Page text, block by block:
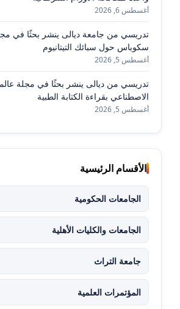
أغسطس 6, 2026
تدريسي من جامعة ديالى ينشر بحثًا في
سكوباس حول سبائك التيتانيوم
أغسطس 5, 2026
تدريسي من ديالى ينشر بحثًا في مجلة
الاصطناعي بقراءة الكتابة الطبية
أغسطس 5, 2026
الأقسام الرئيسية
الجامعات الحكومية
الجامعات والكليات الأهلية
جامعة التراث
المؤتمرات العلمية